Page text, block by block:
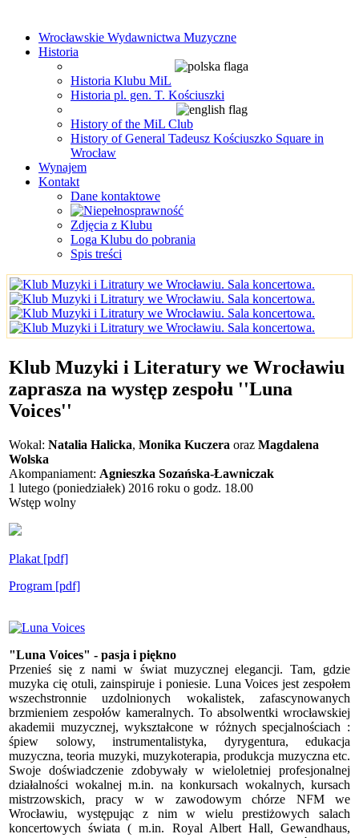
Wrocławskie Wydawnictwa Muzyczne
Historia
Historia Klubu MiL
Historia pl. gen. T. Kościuszki
History of the MiL Club
History of General Tadeusz Kościuszko Square in
Wrocław
Wynajem
Kontakt
Dane kontaktowe
Zdjęcia z Klubu
Loga Klubu do pobrania
Spis treści
Klub Muzyki i Literatury we Wrocławiu
zaprasza na występ zespołu ''Luna
Voices''
Wokal: Natalia Halicka, Monika Kuczera oraz Magdalena
Wolska
Akompaniament: Agnieszka Sozańska-Ławniczak
1 lutego (poniedziałek) 2016 roku o godz. 18.00
Wstęp wolny
Plakat [pdf]
Program [pdf]
"Luna Voices" - pasja i piękno
Przenieś się z nami w świat muzycznej elegancji. Tam, gdzie
muzyka cię otuli, zainspiruje i poniesie. Luna Voices jest zespołem
wszechstronnie uzdolnionych wokalistek, zafascynowanych
brzmieniem zespołów kameralnych. To absolwentki wrocławskiej
akademii muzycznej, wykształcone w różnych specjalnościach :
śpiew solowy, instrumentalistyka, dyrygentura, edukacja
muzyczna, teoria muzyki, muzykoterapia, produkcja muzyczna etc.
Swoje doświadczenie zdobywały w wieloletniej profesjonalnej
działalności wokalnej m.in. na konkursach wokalnych, kursach
mistrzowskich, pracy w w zawodowym chórze NFM we
Wrocławiu, występując z nim w wielu prestiżowych salach
koncertowych świata ( m.in. Royal Albert Hall, Gewandhaus,